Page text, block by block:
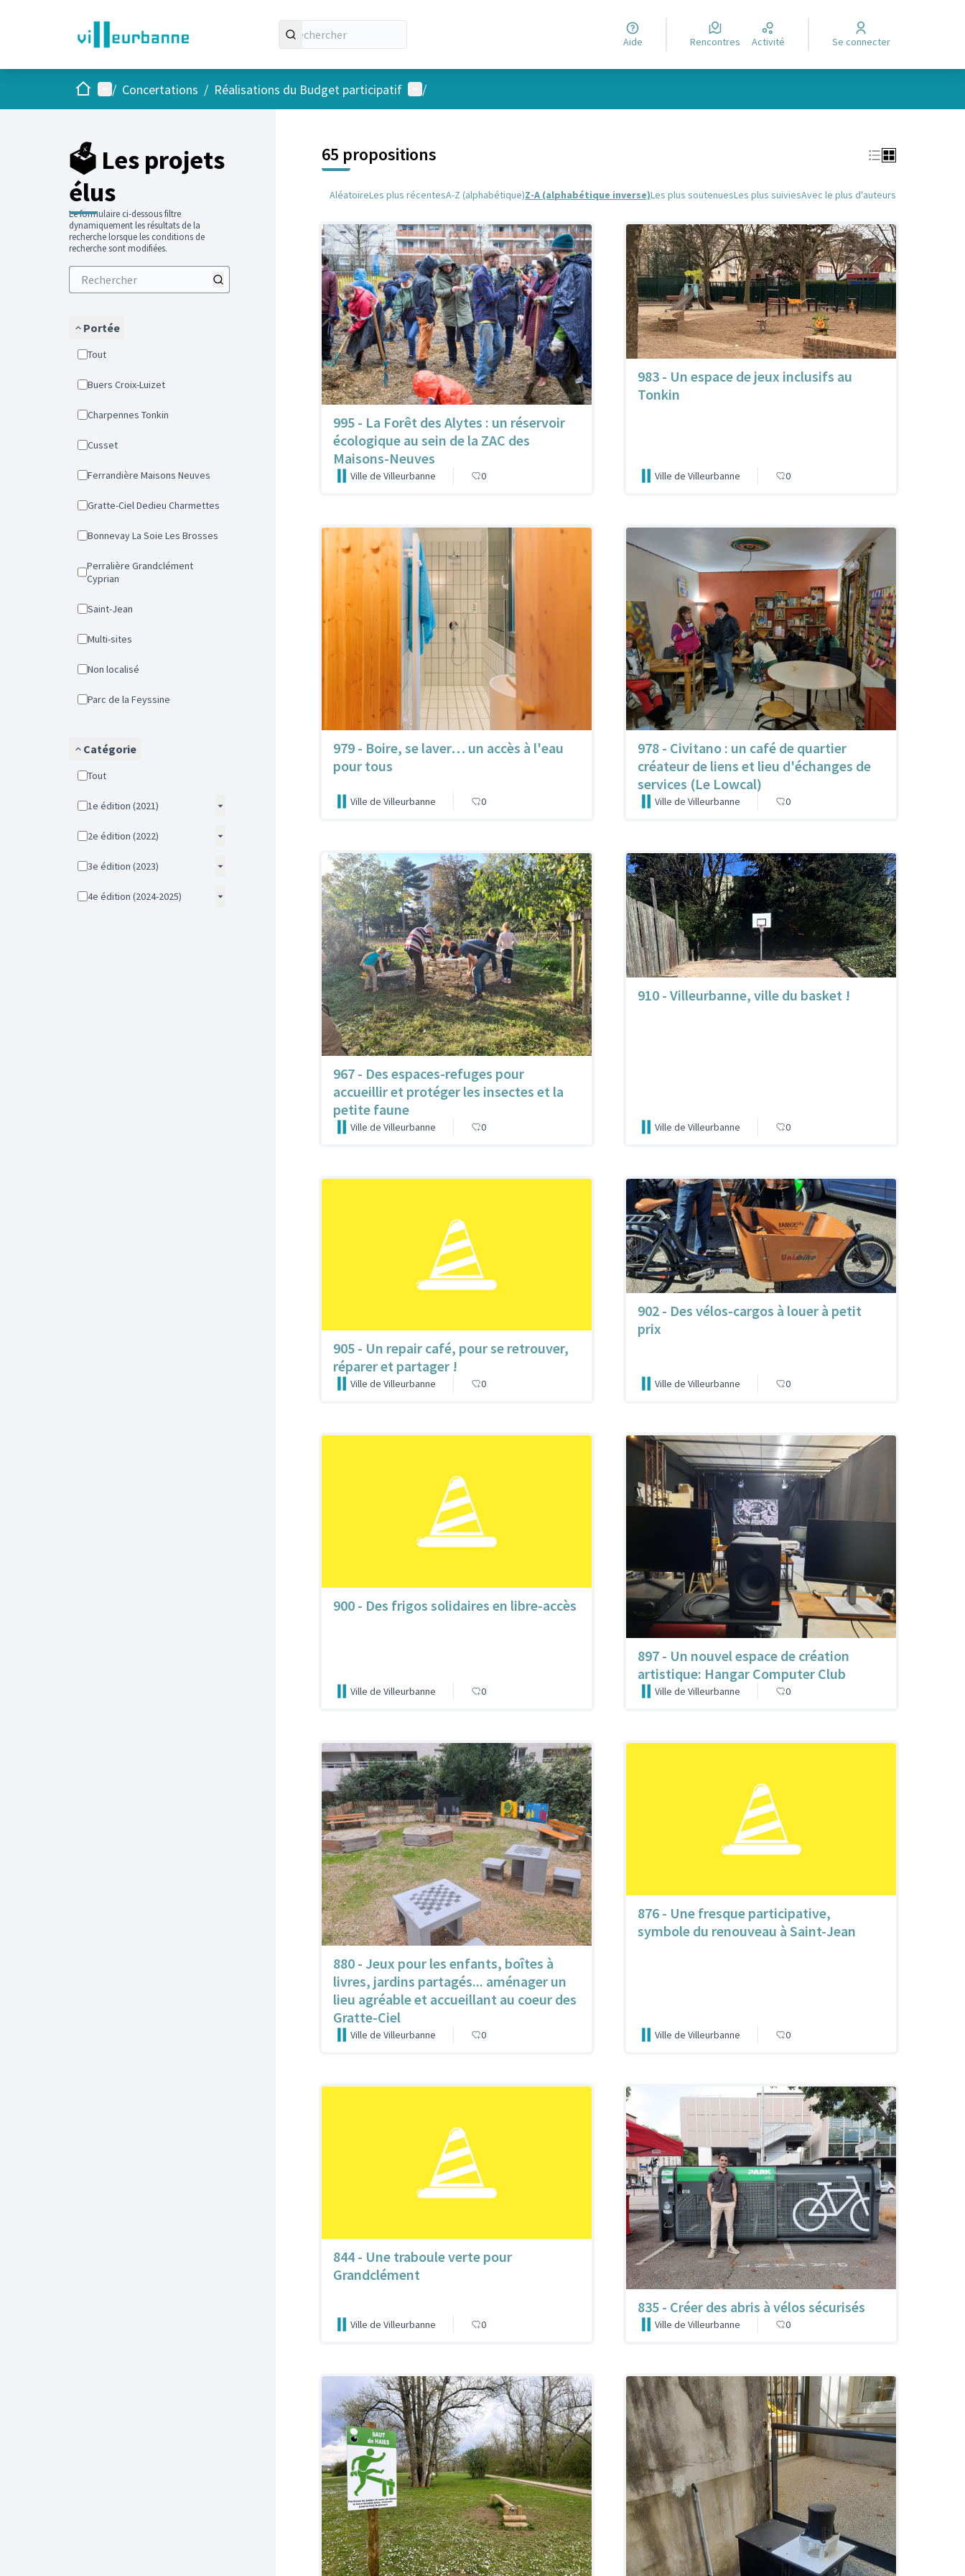
Aide Rencontres Activité Se connecter
AccueilMenu principal
/ Concertations / Réalisations du Budget participatif Menu utilisateur
/
🗳️ Les projets
élus
Le formulaire ci-dessous filtre
dynamiquement les résultats de la
recherche lorsque les conditions de
recherche sont modifiées.
Portée
Tout
Buers Croix-Luizet
Charpennes Tonkin
Cusset
Ferrandière Maisons Neuves
Gratte-Ciel Dedieu Charmettes
Bonnevay La Soie Les Brosses
Perralière Grandclément
Cyprian
Saint-Jean
Multi-sites
Non localisé
Parc de la Feyssine
Catégorie
Tout
1e édition (2021)
2e édition (2022)
3e édition (2023)
4e édition (2024-2025)
65 propositions
AléatoireLes plus récentesA-Z (alphabétique)Z-A (alphabétique inverse)Les plus soutenuesLes plus suiviesAvec le plus d'auteurs
995 - La Forêt des Alytes : un réservoir
écologique au sein de la ZAC des
Maisons-Neuves
Ville de Villeurbanne 0
983 - Un espace de jeux inclusifs au
Tonkin
Ville de Villeurbanne 0
979 - Boire, se laver… un accès à l'eau
pour tous
Ville de Villeurbanne 0
978 - Civitano : un café de quartier
créateur de liens et lieu d'échanges de
services (Le Lowcal)
Ville de Villeurbanne 0
967 - Des espaces-refuges pour
accueillir et protéger les insectes et la
petite faune
Ville de Villeurbanne 0
910 - Villeurbanne, ville du basket !
Ville de Villeurbanne 0
905 - Un repair café, pour se retrouver,
réparer et partager !
Ville de Villeurbanne 0
902 - Des vélos-cargos à louer à petit
prix
Ville de Villeurbanne 0
900 - Des frigos solidaires en libre-accès
Ville de Villeurbanne 0
897 - Un nouvel espace de création
artistique: Hangar Computer Club
Ville de Villeurbanne 0
880 - Jeux pour les enfants, boîtes à
livres, jardins partagés... aménager un
lieu agréable et accueillant au coeur des
Gratte-Ciel
Ville de Villeurbanne 0
876 - Une fresque participative,
symbole du renouveau à Saint-Jean
Ville de Villeurbanne 0
844 - Une traboule verte pour
Grandclément
Ville de Villeurbanne 0
835 - Créer des abris à vélos sécurisés
Ville de Villeurbanne 0